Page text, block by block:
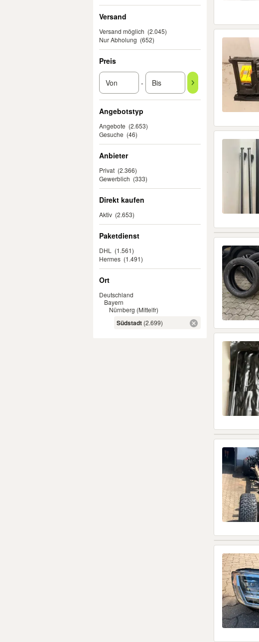
Versand
Versand möglich (2.045)
Nur Abholung (652)
Preis
-
Angebotstyp
Angebote (2.653)
Gesuche (46)
Anbieter
Privat (2.366)
Gewerblich (333)
Direkt kaufen
Aktiv (2.653)
Paketdienst
DHL
(1.561)
Hermes (1.491)
Ort
Deutschland
Bayern
Nürnberg (Mittelfr)
Südstadt (2.699)